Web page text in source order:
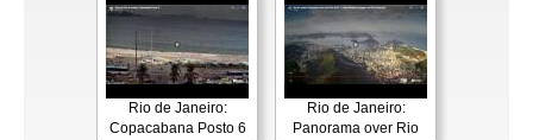
Rio de Janeiro:
Copacabana Posto 6
Rio de Janeiro:
Panorama over Rio